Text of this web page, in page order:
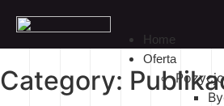
Home
Oferta
Category: